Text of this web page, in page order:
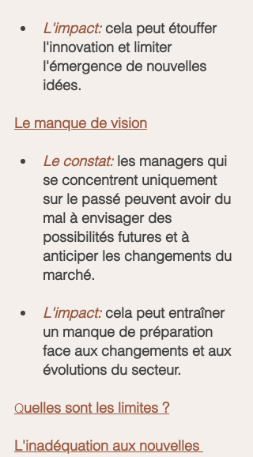
L'impact: cela peut étouffer
l'innovation et limiter
l'émergence de nouvelles
idées.
Le manque de vision
Le constat: les managers qui
se concentrent uniquement
sur le passé peuvent avoir du
mal à envisager des
possibilités futures et à
anticiper les changements du
marché.
L'impact: cela peut entraîner
un manque de préparation
face aux changements et aux
évolutions du secteur.
Quelles sont les limites ?
L'inadéquation aux nouvelles